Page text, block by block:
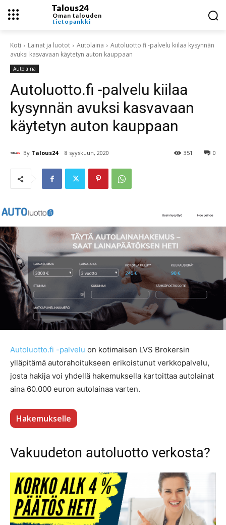
Talous24
Oman talouden
tietopankki
Koti Lainat ja luotot Autolaina
Autoluotto.fi -palvelu kiilaa kysynnän
avuksi kasvavaan käytetyn auton kauppaan
Autolaina
Autoluotto.fi -palvelu kiilaa
kysynnän avuksi kasvavaan
käytetyn auton kauppaan
By Talous24 8 syyskuun, 2020 0
351
Autoluotto.fi -palvelu on kotimaisen LVS Brokersin
ylläpitämä autorahoitukseen erikoistunut verkkopalvelu,
josta hakija voi yhdellä hakemuksella kartoittaa autolainat
aina 60.000 euron autolainaa varten.
Hakemukselle
Vakuudeton autoluotto verkosta?